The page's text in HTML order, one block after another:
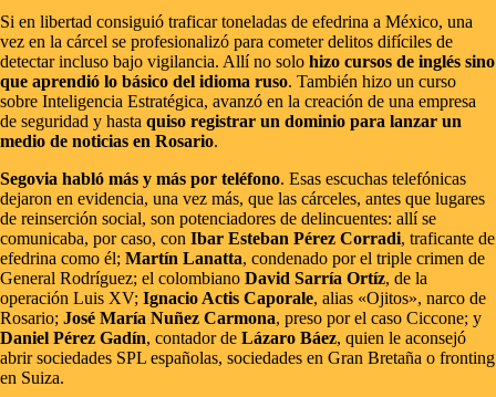
Si en libertad consiguió traficar toneladas de efedrina a México, una
vez en la cárcel se profesionalizó para cometer delitos difíciles de
detectar incluso bajo vigilancia. Allí no solo hizo cursos de inglés sino
que aprendió lo básico del idioma ruso. También hizo un curso
sobre Inteligencia Estratégica, avanzó en la creación de una empresa
de seguridad y hasta quiso registrar un dominio para lanzar un
medio de noticias en Rosario.
Segovia habló más y más por teléfono. Esas escuchas telefónicas
dejaron en evidencia, una vez más, que las cárceles, antes que lugares
de reinserción social, son potenciadores de delincuentes: allí se
comunicaba, por caso, con Ibar Esteban Pérez Corradi, traficante de
efedrina como él; Martín Lanatta, condenado por el triple crimen de
General Rodríguez; el colombiano David Sarría Ortíz, de la
operación Luis XV; Ignacio Actis Caporale, alias «Ojitos», narco de
Rosario; José María Nuñez Carmona, preso por el caso Ciccone; y
Daniel Pérez Gadín, contador de Lázaro Báez, quien le aconsejó
abrir sociedades SPL españolas, sociedades en Gran Bretaña o fronting
en Suiza.